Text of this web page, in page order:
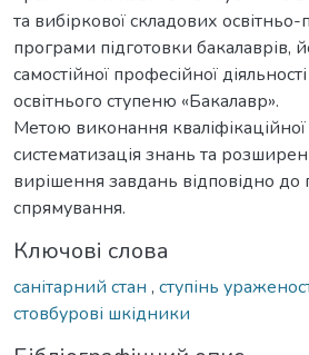
та вибіркової складових
програми підготовки бакалаврів,
самостійної професійної
освітнього ступеню «Бакалавр».
Метою виконання
систематизація знань та
вирішення завдань відповідно до
спрямування.
Ключові слова
санітарний стан , ступінь
стовбурові шкідники